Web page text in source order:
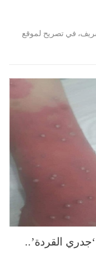
في تصريح لموقع
القردة’..